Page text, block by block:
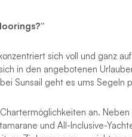
sich voll und ganz
in den angebotenen
Sunsail geht es ums Segeln
an.
und All-Inclusive-